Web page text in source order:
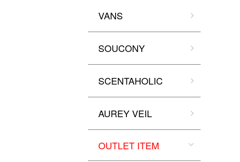
VANS
SOUCONY
SCENTAHOLIC
AUREY VEIL
OUTLET ITEM